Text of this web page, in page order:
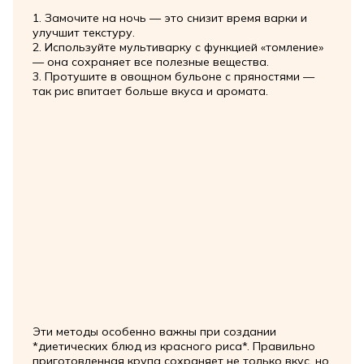
1. Замочите на ночь — это снизит время варки и
улучшит текстуру.
2. Используйте мультиварку с функцией «томление»
— она сохраняет все полезные вещества.
3. Протушите в овощном бульоне с пряностями —
так рис впитает больше вкуса и аромата.
Эти методы особенно важны при создании
*диетических блюд из красного риса*. Правильно
приготовленная крупа сохраняет не только вкус, но